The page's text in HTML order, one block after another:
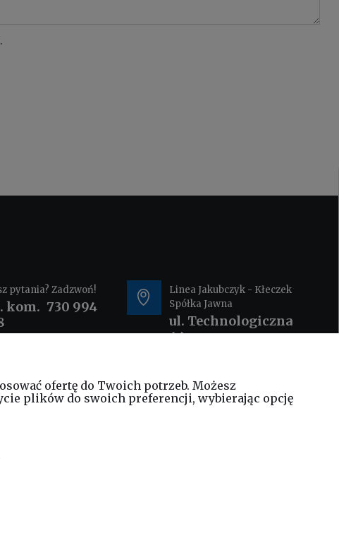
pytania? Zadzwoń!
kom. 730 994
Linea Jakubczyk - Kłeczek
Spółka Jawna
ul. Technologiczna
44
ofertę do Twoich potrzeb. Możesz
plików do swoich preferencji, wybierając opcję